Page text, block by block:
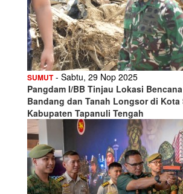
SUMUT- Sabtu, 29 Nop 2025
Pangdam I/BB Tinjau Lokasi
Bandang dan Tanah Longsor di Kota
Kabupaten Tapanuli Tengah